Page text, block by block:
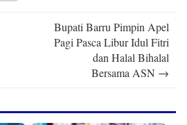
Bupati Barru Pimpin Apel
Pagi Pasca Libur Idul Fitri
dan Halal Bihalal
Bersama ASN →